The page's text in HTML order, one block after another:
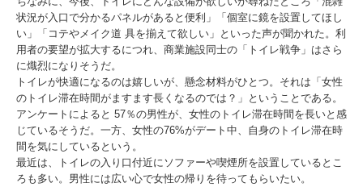
状況が入口で分かるパネルがあると便利」「個室に鏡を設置してほし
い」「コテやメイク道 具を揃えて欲しい」といった声が聞かれた。利
用者の要望が拡大するにつれ、商業施設同士の「トイレ戦争」はさら
に熾烈になりそうだ。
トイレが快適になるのは嬉しいが、懸念材料がひとつ。それは「女性
のトイレ滞在時間がますます長くなるのでは？」ということである。
アンケートによると 57％の男性が、女性のトイレ滞在時間を長いと感
じているそうだ。一方、女性の76%がデート中、自身のトイレ滞在時
間を気にしているという。
最近は、トイレの入り口付近にソファーや喫煙所を設置しているとこ
ろも多い。男性には広い心で女性の帰りを待ってもらいたい。